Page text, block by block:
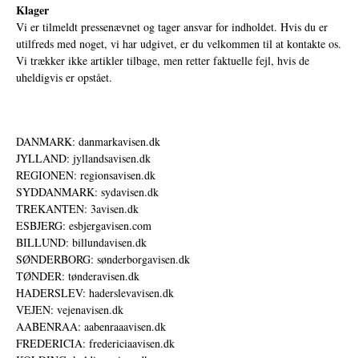
Klager
Vi er tilmeldt pressenævnet og tager ansvar for indholdet. Hvis du er
utilfreds med noget, vi har udgivet, er du velkommen til at kontakte os.
Vi trækker ikke artikler tilbage, men retter faktuelle fejl, hvis de
uheldigvis er opstået.
DANMARK: danmarkavisen.dk
JYLLAND: jyllandsavisen.dk
REGIONEN: regionsavisen.dk
SYDDANMARK: sydavisen.dk
TREKANTEN: 3avisen.dk
ESBJERG: esbjergavisen.com
BILLUND: billundavisen.dk
SØNDERBORG: sønderborgavisen.dk
TØNDER: tønderavisen.dk
HADERSLEV: haderslevavisen.dk
VEJEN: vejenavisen.dk
AABENRAA: aabenraaavisen.dk
FREDERICIA: fredericiaavisen.dk